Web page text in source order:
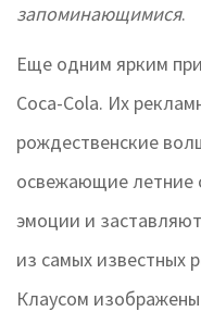
запоминающимися.
Еще одним ярким
Coca-Cola. Их
рождественские
освежающие летние
эмоции и
из самых известных
Клаусом